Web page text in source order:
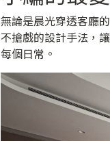
無論是晨光穿透客廳
不搶戲的設計手法，
每個日常。